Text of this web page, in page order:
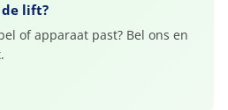
de lift?
of apparaat past? Bel ons en